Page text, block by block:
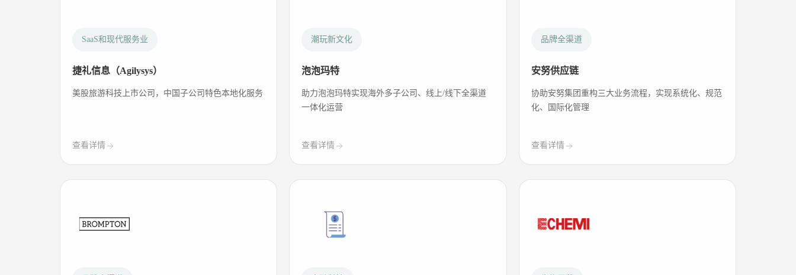
SaaS和现代服务业
捷礼信息（Agilysys）
美股旅游科技上市公司，中国子公司特色本地化服务
查看详情
潮玩新文化
泡泡玛特
助力泡泡玛特实现海外多子公司、线上/线下全渠道
一体化运营
查看详情
品牌全渠道
安努供应链
协助安努集团重构三大业务流程，实现系统化、规范
化、国际化管理
查看详情